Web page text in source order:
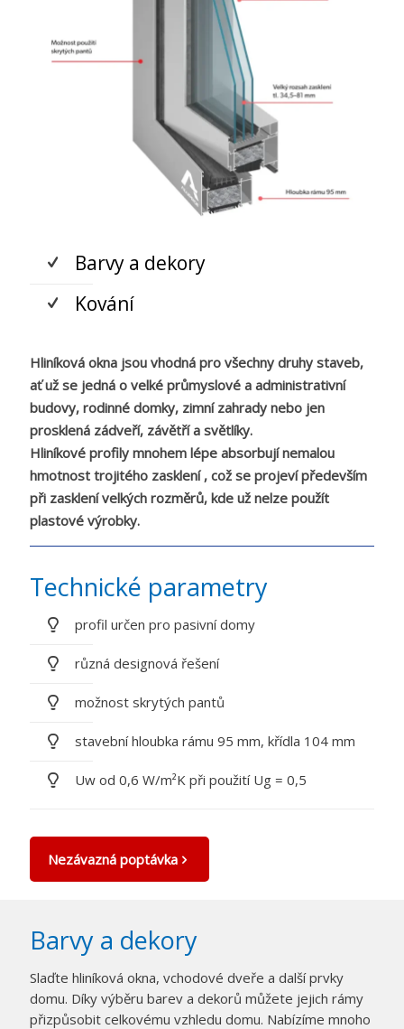
Barvy a dekory
Kování
Hliníková okna jsou vhodná pro všechny druhy staveb,
ať už se jedná o velké průmyslové a administrativní
budovy, rodinné domky, zimní zahrady nebo jen
prosklená zádveří, závětří a světlíky.
Hliníkové profily mnohem lépe absorbují nemalou
hmotnost trojitého zasklení , což se projeví především
při zasklení velkých rozměrů, kde už nelze použít
plastové výrobky.
Technické parametry
profil určen pro pasivní domy
různá designová řešení
možnost skrytých pantů
stavební hloubka rámu 95 mm, křídla 104 mm
Uw od 0,6 W/m²K při použití Ug = 0,5
Nezávazná poptávka
Barvy a dekory
Slaďte hliníková okna, vchodové dveře a další prvky
domu. Díky výběru barev a dekorů můžete jejich rámy
přizpůsobit celkovému vzhledu domu. Nabízíme mnoho